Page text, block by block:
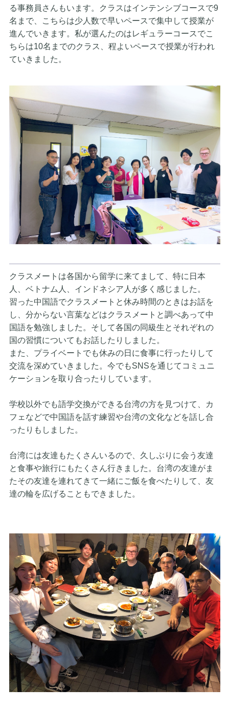
る事務員さんもいます。クラスはインテンシブコースで9
名まで、こちらは少人数で早いペースで集中して授業が
進んでいきます。私が選んたのはレギュ ラーコースでこ
ちらは10名までのクラス、程よいペースで授業が行われ
ていきました。
クラスメートは各国から留学に来てまして、特に日本
人、ベトナム 人、インドネシア人が多く感じました。
習った中国語でクラスメートと休み時間のときはお話を
し、分からない言葉などはクラスメートと調べあって中
国語を勉強しました。 そして各国の同級生とそれぞれの
国の習慣についてもお話したりし ました。
また、プライベートでも休みの日に食事に行ったりして
交流を深めていきました。今でもSNSを通じてコミュニ
ケーションを取り合ったりしています。
学校以外でも語学交換ができる台湾の方を見つけて、カ
フェなどで中国語を話す練習や台湾の文化などを話し合
ったりもしました。
台湾には友達もたくさんいるので、久しぶりに会う友達
と食事や旅行にもたくさん行きました。台湾の友達がま
たその友達を連れてき て一緒にご飯を食べたりして、 友
達の輪を広げることもできました。